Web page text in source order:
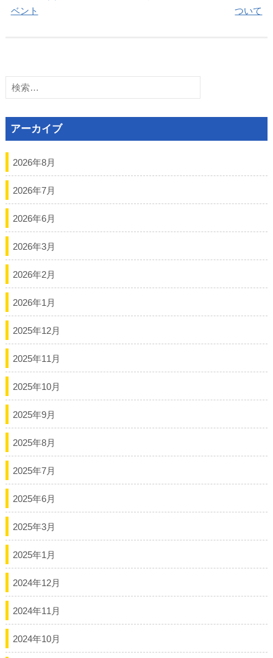
稿
ゲ
シ
ョ
ン
ベント
ついて
検
索:
アーカイブ
2026年8月
2026年7月
2026年6月
2026年3月
2026年2月
2026年1月
2025年12月
2025年11月
2025年10月
2025年9月
2025年8月
2025年7月
2025年6月
2025年3月
2025年1月
2024年12月
2024年11月
2024年10月